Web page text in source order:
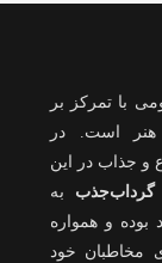
با تمرکز بر
است. در
و جذاب در این
گرداب‌جذب به
بوده و همواره
مخاطبان خود